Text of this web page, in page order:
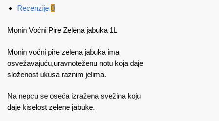
Recenzije 0
Monin Voćni Pire Zelena jabuka 1L
Monin voćni pire zelena jabuka ima
osvežavajuću,uravnoteženu notu koja daje
složenost ukusa raznim jelima.
Na nepcu se oseća izražena svežina koju
daje kiselost zelene jabuke.